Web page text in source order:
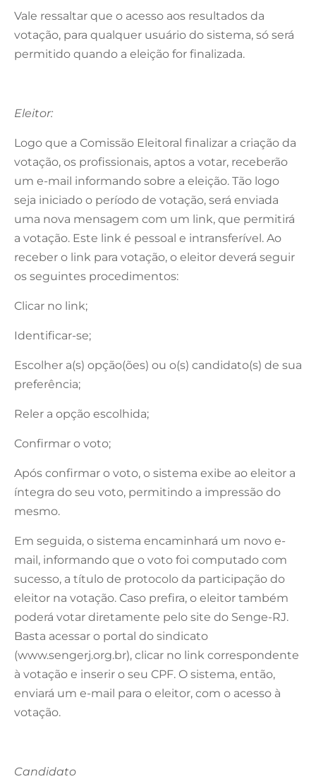
Vale ressaltar que o acesso aos resultados da
votação, para qualquer usuário do sistema, só será
permitido quando a eleição for finalizada.
Eleitor:
Logo que a Comissão Eleitoral finalizar a criação da
votação, os profissionais, aptos a votar, receberão
um e-mail informando sobre a eleição. Tão logo
seja iniciado o período de votação, será enviada
uma nova mensagem com um link, que permitirá
a votação. Este link é pessoal e intransferível. Ao
receber o link para votação, o eleitor deverá seguir
os seguintes procedimentos:
Clicar no link;
Identificar-se;
Escolher a(s) opção(ões) ou o(s) candidato(s) de sua
preferência;
Reler a opção escolhida;
Confirmar o voto;
Após confirmar o voto, o sistema exibe ao eleitor a
íntegra do seu voto, permitindo a impressão do
mesmo.
Em seguida, o sistema encaminhará um novo e-
mail, informando que o voto foi computado com
sucesso, a título de protocolo da participação do
eleitor na votação. Caso prefira, o eleitor também
poderá votar diretamente pelo site do Senge-RJ.
Basta acessar o portal do sindicato
(www.sengerj.org.br), clicar no link correspondente
à votação e inserir o seu CPF. O sistema, então,
enviará um e-mail para o eleitor, com o acesso à
votação.
Candidato